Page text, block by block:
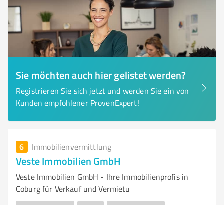
Sie möchten auch hier gelistet werden?
Registrieren Sie sich jetzt und werden Sie ein von
Kunden empfohlener ProvenExpert!
6 Immobilienvermittlung
Veste Immobilien GmbH
Veste Immobilien GmbH - Ihre Immobilienprofis in
Coburg für Verkauf und Vermietu